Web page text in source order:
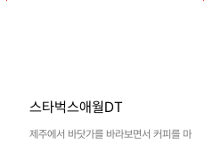
스타벅스애월DT
제주에서 바닷가를 바라보면서 커피를 마